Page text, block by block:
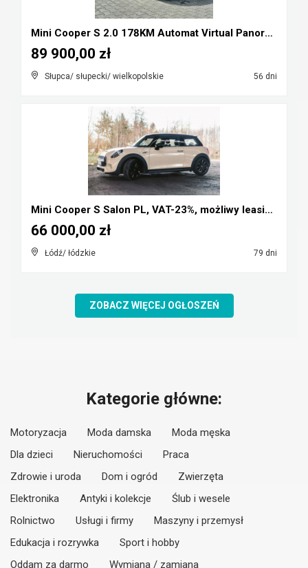
Mini Cooper S 2.0 178KM Automat Virtual Panorama F...
Słupca/ słupecki/ wielkopolskie 56 dni
89 900,00 zł
Mini Cooper S Salon PL, VAT-23%, możliwy leasing, ...
Łódź/ łódzkie 79 dni
66 000,00 zł
ZOBACZ WIĘCEJ OGŁOSZEŃ
Kategorie główne:
Motoryzacja Moda damska
Moda męska
Dla dzieci
Nieruchomości
Praca
Zdrowie i uroda
Dom i ogród
Zwierzęta
Elektronika
Antyki i kolekcje
Ślub i wesele
Rolnictwo
Usługi i firmy
Maszyny i przemysł
Edukacja i rozrywka
Sport i hobby
Oddam za darmo
Wymiana / zamiana